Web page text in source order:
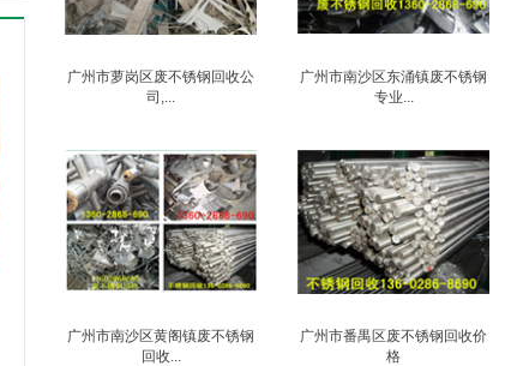
广州市萝岗区废不锈钢回收公
司,...
广州市南沙区东涌镇废不锈钢
专业...
广州市南沙区黄阁镇废不锈钢
回收...
广州市番禺区废不锈钢回收价
格